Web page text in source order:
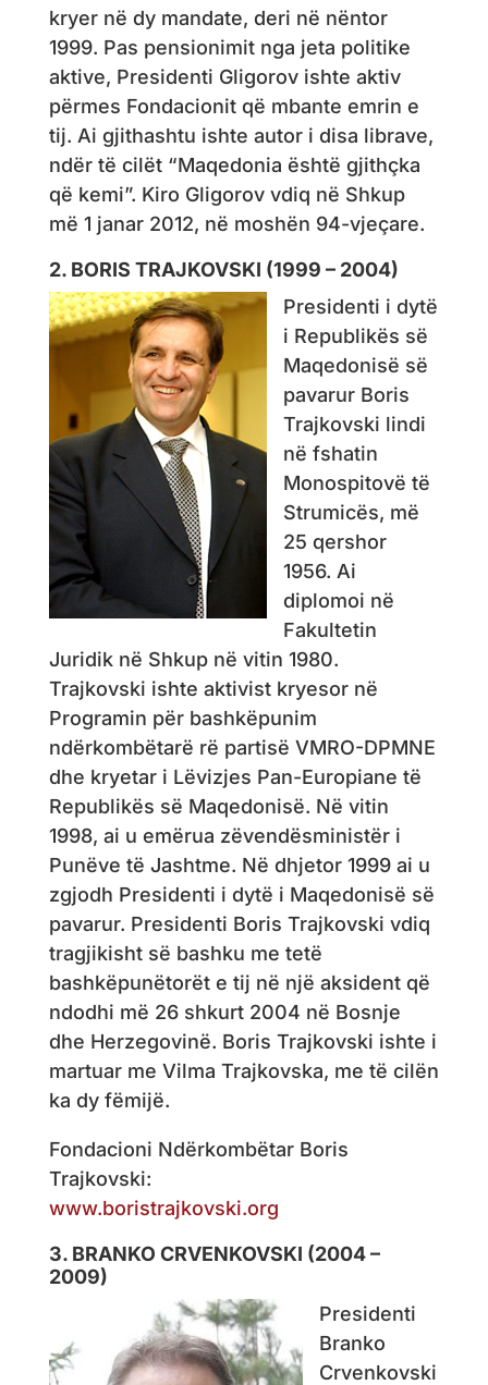
kryer në dy mandate, deri në nëntor
1999. Pas pensionimit nga jeta politike
aktive, Presidenti Gligorov ishte aktiv
përmes Fondacionit që mbante emrin e
tij. Ai gjithashtu ishte autor i disa librave,
ndër të cilët “Maqedonia është gjithçka
që kemi”. Kiro Gligorov vdiq në Shkup
më 1 janar 2012, në moshën 94-vjeçare.
2. BORIS TRAJKOVSKI (1999 – 2004)
Presidenti i dytë
i Republikës së
Maqedonisë së
pavarur Boris
Trajkovski lindi
në fshatin
Monospitovë të
Strumicës, më
25 qershor
1956. Ai
diplomoi në
Fakultetin
Juridik në Shkup në vitin 1980.
Trajkovski ishte aktivist kryesor në
Programin për bashkëpunim
ndërkombëtarë rë partisë VMRO-DPMNE
dhe kryetar i Lëvizjes Pan-Europiane të
Republikës së Maqedonisë. Në vitin
1998, ai u emërua zëvendësministër i
Punëve të Jashtme. Në dhjetor 1999 ai u
zgjodh Presidenti i dytë i Maqedonisë së
pavarur. Presidenti Boris Trajkovski vdiq
tragjikisht së bashku me tetë
bashkëpunëtorët e tij në një aksident që
ndodhi më 26 shkurt 2004 në Bosnje
dhe Herzegovinë. Boris Trajkovski ishte i
martuar me Vilma Trajkovska, me të cilën
ka dy fëmijë.
Fondacioni Ndërkombëtar Boris
Trajkovski:
www.boristrajkovski.org
3. BRANKO CRVENKOVSKI (2004 –
2009)
Presidenti
Branko
Crvenkovski